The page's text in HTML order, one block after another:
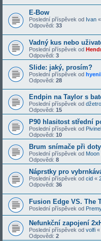
E-Bow
Poslední příspěvek od Ivan «
Odpovědi: 33
Vadný kus nebo
Poslední příspěvek od
Odpovědi: 3
Slide: jaký, prosím?
Poslední příspěvek od
Odpovědi: 28
Endpin na Taylor s
Poslední příspěvek od džetro
Odpovědi: 15
P90 hlasitost střední
Poslední příspěvek od
Odpovědi: 10
Brum snímače při
Poslední příspěvek od Moon
Odpovědi: 8
Náprstky pro
Poslední příspěvek od cid «
Odpovědi: 36
Fusion Edge VS. The
Poslední příspěvek od
Nefunkční zapojení
Poslední příspěvek od volfi «
Odpovědi: 2